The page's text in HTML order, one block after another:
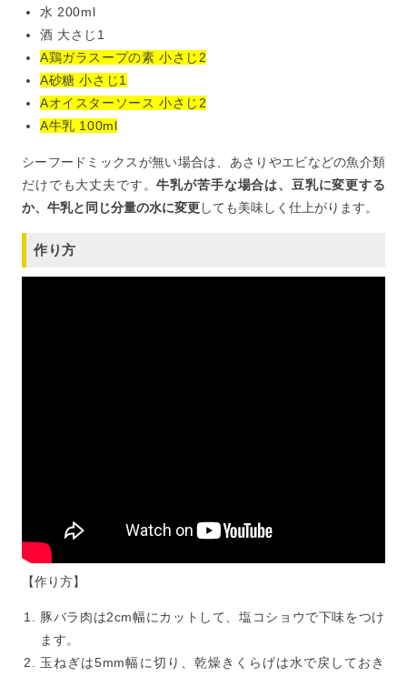
水 200ml
酒 大さじ1
A鶏ガラスープの素 小さじ2
A砂糖 小さじ1
Aオイスターソース 小さじ2
A牛乳 100ml
シーフードミックスが無い場合は、あさりやエビなどの魚介類
だけでも大丈夫です。牛乳が苦手な場合は、豆乳に変更する
か、牛乳と同じ分量の水に変更しても美味しく仕上がります。
作り方
【作り方】
豚バラ肉は2cm幅にカットして、塩コショウで下味をつけ
ます。
玉ねぎは5mm幅に切り、乾燥きくらげは水で戻しておき